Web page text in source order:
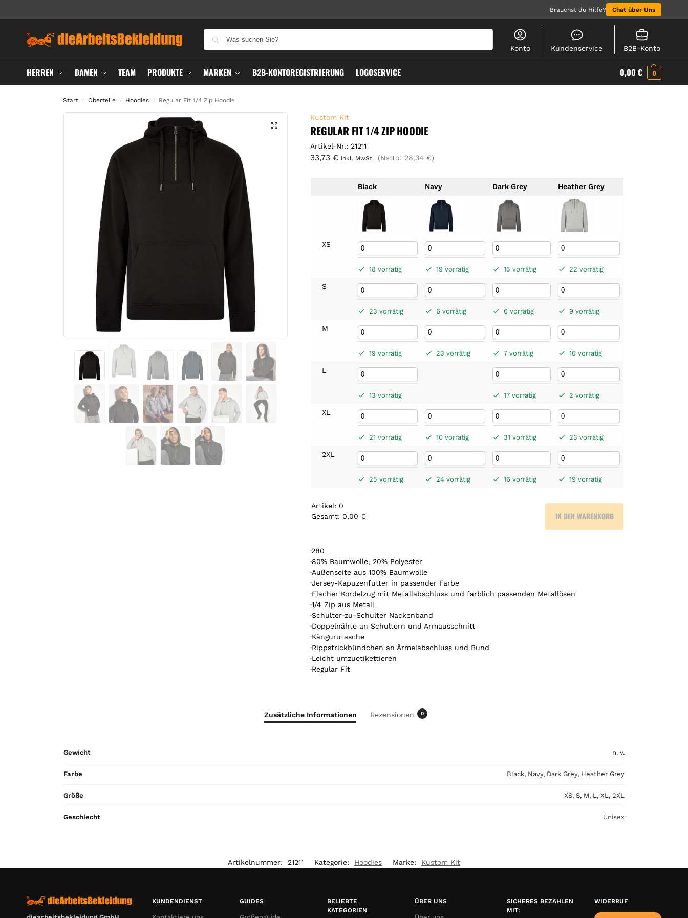
Brauchst du Hilfe? Chat über Uns
Konto Kundenservice B2B-Konto
HERREN DAMEN TEAM PRODUKTE MARKEN B2B-KONTOREGISTRIERUNG LOGOSERVICE 0,00 € 0
Start / Oberteile / Hoodies / Regular Fit 1/4 Zip Hoodie
Kustom Kit
REGULAR FIT 1/4 ZIP HOODIE
Artikel-Nr.: 21211
33,73 € inkl. MwSt. (Netto: 28,34 €)
Black Navy Dark Grey Heather Grey
XS
18 vorrätig 19 vorrätig 15 vorrätig 22 vorrätig
S
23 vorrätig 6 vorrätig 6 vorrätig 9 vorrätig
M
19 vorrätig 23 vorrätig 7 vorrätig 16 vorrätig
L
13 vorrätig 17 vorrätig 2 vorrätig
XL
21 vorrätig 10 vorrätig 31 vorrätig 23 vorrätig
2XL
25 vorrätig 24 vorrätig 16 vorrätig 19 vorrätig
Artikel: 0
Gesamt: 0,00 €
r
t
i
k
e
l
.
Y
o
u
r
t
i
IN DEN WARENKORB
·280
·80% Baumwolle, 20% Polyester
·Außenseite aus 100% Baumwolle
·Jersey-Kapuzenfutter in passender Farbe
·Flacher Kordelzug mit Metallabschluss und farblich passenden Metallösen
·1/4 Zip aus Metall
·Schulter-zu-Schulter Nackenband
·Doppelnähte an Schultern und Armausschnitt
·Kängurutasche
·Rippstrickbündchen an Ärmelabschluss und Bund
·Leicht umzuetikettieren
·Regular Fit
Zusätzliche Informationen Rezensionen 0
Gewicht n. v.
Farbe Black, Navy, Dark Grey, Heather Grey
Größe XS, S, M, L, XL, 2XL
Geschlecht Unisex
Artikelnummer: 21211 Kategorie: Hoodies Marke: Kustom Kit
KUNDENDIENST GUIDES
BELIEBTE
KATEGORIEN
ÜBER UNS
SICHERES BEZAHLEN
MIT:
WIDERRUF